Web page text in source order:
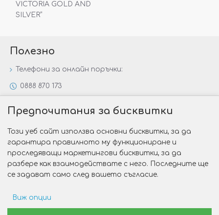
VICTORIA GOLD AND
SILVER“
Полезно
Телефони за онлайн поръчки:
0888 870 173
Специални предложения
Защо да изберете Victoria Gold&Silver?
Как да изберем годежен пръстен?
Предпочитания за бисквитки
Този уеб сайт използва основни бисквитки, за да
гарантира правилното му функциониране и
проследяващи маркетингови бисквитки, за да
разбере как взаимодействате с него. Последните ще
се задават само след вашето съгласие.
Виж опции